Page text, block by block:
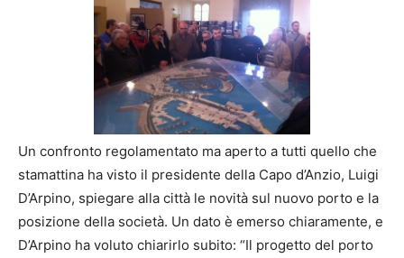
Un confronto regolamentato ma aperto a tutti quello che
stamattina ha visto il presidente della Capo d’Anzio, Luigi
D’Arpino, spiegare alla città le novità sul nuovo porto e la
posizione della società. Un dato è emerso chiaramente, e
D’Arpino ha voluto chiarirlo subito: “Il progetto del porto